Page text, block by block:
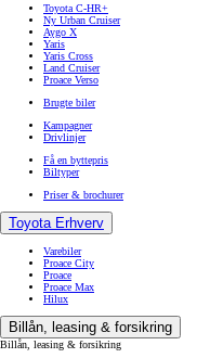
Toyota C-HR+
Ny Urban Cruiser
Aygo X
Yaris
Yaris Cross
Land Cruiser
Proace Verso
Brugte biler
Kampagner
Drivlinjer
Få en byttepris
Biltyper
Priser & brochurer
Toyota Erhverv
Varebiler
Proace City
Proace
Proace Max
Hilux
Billån, leasing & forsikring
Billån, leasing & forsikring